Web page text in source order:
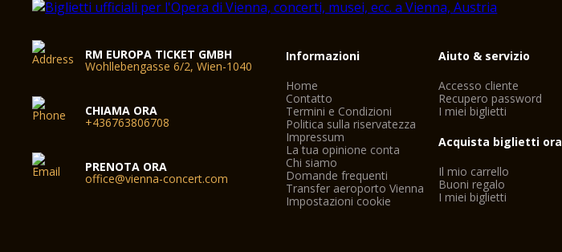
RM EUROPA TICKET GMBH
Wohllebengasse 6/2, Wien-1040
CHIAMA ORA
+436763806708
PRENOTA ORA
office@vienna-concert.com
Informazioni
Home
Contatto
Termini e Condizioni
Politica sulla riservatezza
Impressum
La tua opinione conta
Chi siamo
Domande frequenti
Transfer aeroporto Vienna
Impostazioni cookie
Aiuto & servizio
Accesso cliente
Recupero password
I miei biglietti
Acquista biglietti ora
Il mio carrello
Buoni regalo
I miei biglietti